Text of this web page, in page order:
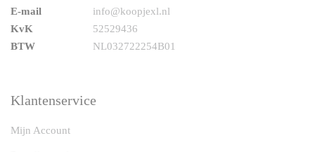
E-mail
info@koopjexl.nl
KvK
52529436
BTW
NL032722254B01
Klantenservice
Mijn Account